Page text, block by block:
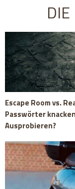
Escape Room vs.
Passwörter
Ausprobieren?